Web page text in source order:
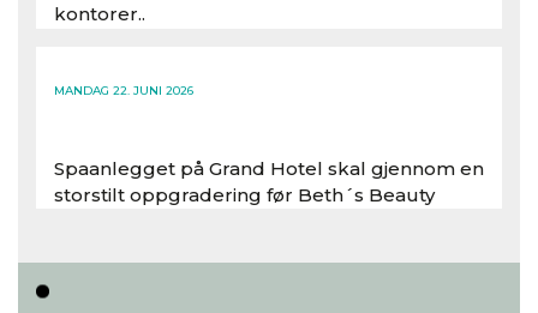
kontorer..
MANDAG 22. JUNI 2026
Spaanlegget på Grand Hotel skal gjennom en
storstilt oppgradering før Beth´s Beauty
Les hele artikkelen